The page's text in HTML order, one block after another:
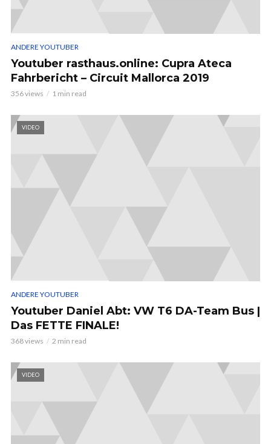
ANDERE YOUTUBER
Youtuber rasthaus.online: Cupra Ateca
Fahrbericht – Circuit Mallorca 2019
356 views 1 min read
VIDEO
ANDERE YOUTUBER
Youtuber Daniel Abt: VW T6 DA-Team Bus |
Das FETTE FINALE!
368 views 2 min read
VIDEO